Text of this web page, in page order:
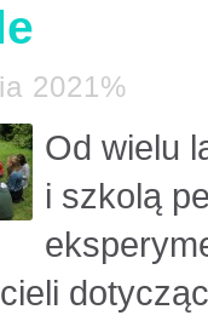
2021%
Od wielu
i szkolą